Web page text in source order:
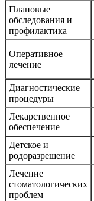
Плановые
обследования и
профилактика
Оперативное
лечение
Диагностические
процедуры
Лекарственное
обеспечение
Детское и
родоразрешение
Лечение
стоматологических
проблем